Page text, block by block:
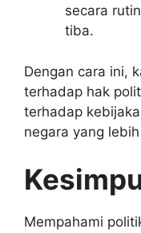
secara
tiba.
Dengan cara ini,
terhadap hak
terhadap
negara yang
Mempahami